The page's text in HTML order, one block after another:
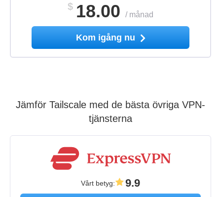
$ 18.00 / månad
Kom igång nu
Jämför Tailscale med de bästa övriga VPN-
tjänsterna
Vårt betyg: 9.9